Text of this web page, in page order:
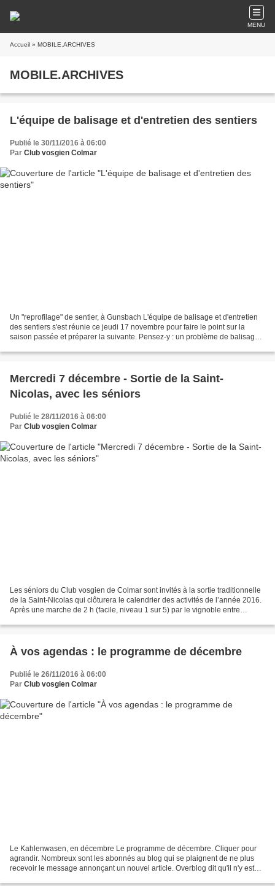
MENU
Accueil » MOBILE.ARCHIVES
MOBILE.ARCHIVES
L'équipe de balisage et d'entretien des sentiers
Publié le 30/11/2016 à 06:00
Par Club vosgien Colmar
Un "reprofilage" de sentier, à Gunsbach L'équipe de balisage et d'entretien
des sentiers s'est réunie ce jeudi 17 novembre pour faire le point sur la
saison passée et préparer la suivante. Pensez-y : un problème de balisage
Mercredi 7 décembre - Sortie de la Saint-
Nicolas, avec les séniors
Publié le 28/11/2016 à 06:00
Par Club vosgien Colmar
Les séniors du Club vosgien de Colmar sont invités à la sortie traditionnelle
de la Saint-Nicolas qui clôturera le calendrier des activités de l’année 2016.
Après une marche de 2 h (facile, niveau 1 sur 5) par le vignoble entre
À vos agendas : le programme de décembre
Publié le 26/11/2016 à 06:00
Par Club vosgien Colmar
Le Kahlenwasen, en décembre Le programme de décembre. Cliquer pour
agrandir. Nombreux sont les abonnés au blog qui se plaignent de ne plus
recevoir le message annonçant un nouvel article. Overblog dit qu'il n'y est